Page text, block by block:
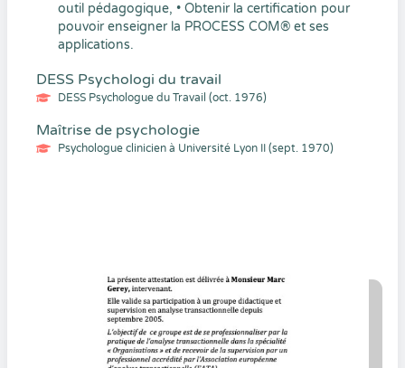
outil pédagogique, • Obtenir la certification pour
pouvoir enseigner la PROCESS COM® et ses
applications.
DESS Psychologi du travail
DESS Psychologue du Travail (oct. 1976)
Maîtrise de psychologie
Psychologue clinicien à Université Lyon II (sept. 1970)